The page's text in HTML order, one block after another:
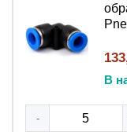
цанги – из
уплотнение – из
зажимы имеют
равномерное
многократные
В
-